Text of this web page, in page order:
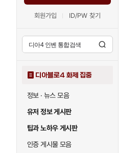
회원가입 ID/PW 찾기
디아블로4 화제 집중
정보 · 뉴스 모음
유저 정보 게시판
팁과 노하우 게시판
인증 게시물 모음